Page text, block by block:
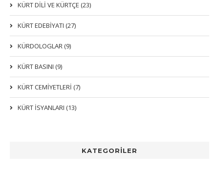
KATEGORİLER
KÜRT DİLİ VE KÜRTÇE (23)
KÜRT EDEBİYATI (27)
KÜRDOLOGLAR (9)
KÜRT BASINI (9)
KÜRT CEMİYETLERİ (7)
KÜRT İSYANLARI (13)